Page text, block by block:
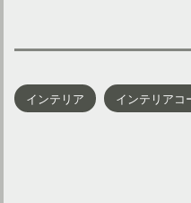
インテリア インテリアコ